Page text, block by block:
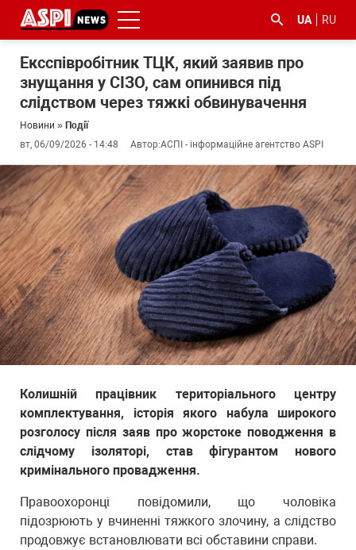
UA RU
Ексспівробітник ТЦК, який заявив про
знущання у СІЗО, сам опинився під
слідством через тяжкі обвинувачення
Новини » Події
вт, 06/09/2026 - 14:48
Автор:АСПІ - інформаційне агентство ASPI
Колишній працівник територіального центру
комплектування, історія якого набула широкого
розголосу після заяв про жорстоке поводження в
слідчому ізоляторі, став фігурантом нового
кримінального провадження.
Правоохоронці повідомили, що чоловіка
підозрюють у вчиненні тяжкого злочину, а слідство
продовжує встановлювати всі обставини справи.
#ООС
#боротьба
з
корупцією
#ДФС #Київ #коронавірус